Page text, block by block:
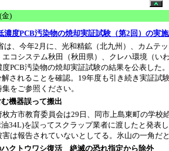
金)
濃度PCB汚染物の焼却実証試験（第2回）の実
、今年2月に、光和精鉱（北九州）、カムテ
エコシステム秋田（秋田県）、クレハ環境（い
度PCB汚染物の焼却実証試験の結果を公表した
解されることを確認。19年度も引き続き実証試
の特集をご参照
機器誤って搬出
方市教育委員会は29日、同市上島東町の学校
油34L)を誤ってスクラップ業者に渡したと発表
害は報告されていないとしてる。氷山の一角
クトウワシ復活 絶滅の恐れ指定から除外